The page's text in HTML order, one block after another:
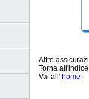
Altre
Torna
Vai all' home